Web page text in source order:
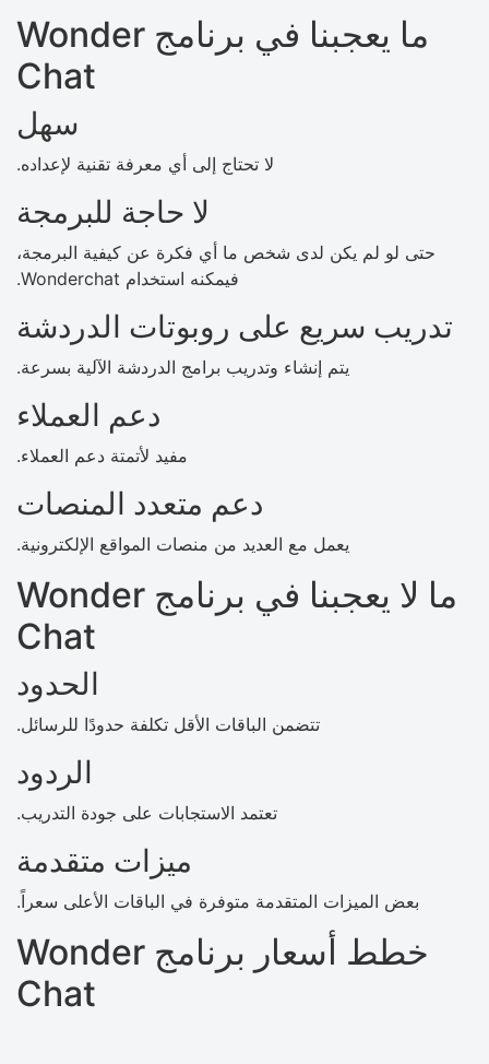
ما يعجبنا في برنامج Wonder
Chat
سهل
لا تحتاج إلى أي معرفة تقنية لإعداده.
لا حاجة للبرمجة
حتى لو لم يكن لدى شخص ما أي فكرة عن كيفية البرمجة،
فيمكنه استخدام Wonderchat.
تدريب سريع على روبوتات الدردشة
يتم إنشاء وتدريب برامج الدردشة الآلية بسرعة.
دعم العملاء
مفيد لأتمتة دعم العملاء.
دعم متعدد المنصات
يعمل مع العديد من منصات المواقع الإلكترونية.
ما لا يعجبنا في برنامج Wonder
Chat
الحدود
تتضمن الباقات الأقل تكلفة حدودًا للرسائل.
الردود
تعتمد الاستجابات على جودة التدريب.
ميزات متقدمة
بعض الميزات المتقدمة متوفرة في الباقات الأعلى سعراً.
خطط أسعار برنامج Wonder
Chat